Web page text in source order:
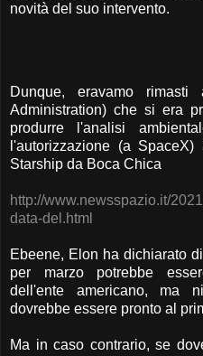
novità del suo intervento.
Dunque, eravamo
Administration) che si era
produrre l'analisi
l'autorizzazione (a
Starship da Boca Chica
http://www.newsspazio.it/
data-del.html
Ebeene, Elon ha dichiarato
per marzo potrebbe
dell'ente americano, ma
dovrebbe essere pronto al
Ma in caso contrario, se